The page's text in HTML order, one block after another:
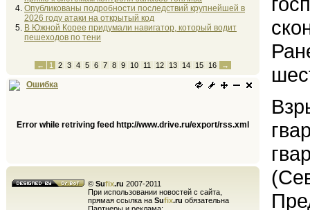
Опубликованы подробности последствий крупнейшей в
2026 году атаки на открытый код
В Южной Корее придумали навигатор, который водит
пешеходов по тени
← 1 2 3 4 5 6 7 8 9 10 11 12 13 14 15 16 →
Ошибка
Error while retriving feed http://www.drive.ru/export/rss.xml
© Sufix.ru 2007-2011
При использовании новостей с сайта,
прямая ссылка на Sufix.ru обязательна